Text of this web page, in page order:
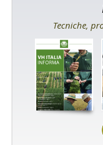
Tecniche,